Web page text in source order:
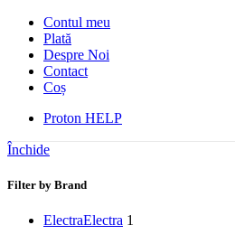
Contul meu
Plată
Despre Noi
Contact
Coș
Proton HELP
Închide
Filter by Brand
ElectraElectra 1